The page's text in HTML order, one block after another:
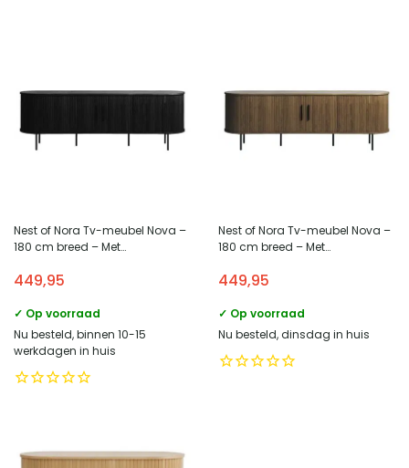
Nest of Nora Tv-meubel Nova –
180 cm breed – Met
Zwart
449,95
✓ Op voorraad
Nu besteld, binnen 10-15
werkdagen in huis
Nest of Nora Tv-meubel Nova –
180 cm breed – Met
Bruin
449,95
✓ Op voorraad
Nu besteld, dinsdag in huis